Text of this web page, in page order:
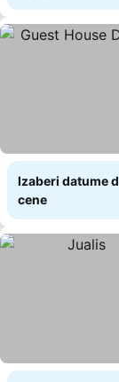
Izaberi datume
cene